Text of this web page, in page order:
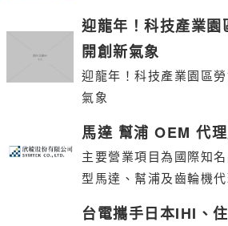
迎龍年！科技產業園
開創新氣象
迎龍年！科技產業園區
氣象
馬達 幫浦 OEM 代
主要營業項目為國際知
型馬達、幫浦及齒輪機
台電攜手日本IHI、